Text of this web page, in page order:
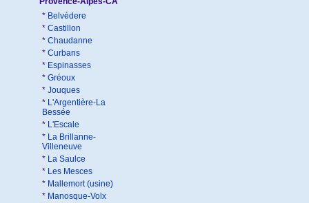
* Belvédere
* Castillon
* Chaudanne
* Curbans
* Espinasses
* Gréoux
* Jouques
* L'Argentière-La
Bessée
* L'Escale
* La Brillanne-
Villeneuve
* La Saulce
* Les Mesces
* Mallemort (usine)
* Manosque-Volx